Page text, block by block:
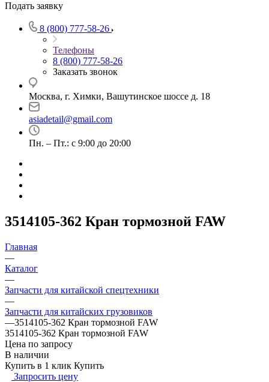
Подать заявку
8 (800) 777-58-26
Телефоны
8 (800) 777-58-26
Заказать звонок
Москва, г. Химки, Вашутинское шоссе д. 18
asiadetail@gmail.com
Пн. – Пт.: с 9:00 до 20:00
3514105-362 Кран тормозной FAW
Главная
—
Каталог
—
Запчасти для китайской спецтехники
—
Запчасти для китайских грузовиков
—3514105-362 Кран тормозной FAW
3514105-362 Кран тормозной FAW
Цена по запросу
В наличии
Купить в 1 клик Купить
Запросить цену